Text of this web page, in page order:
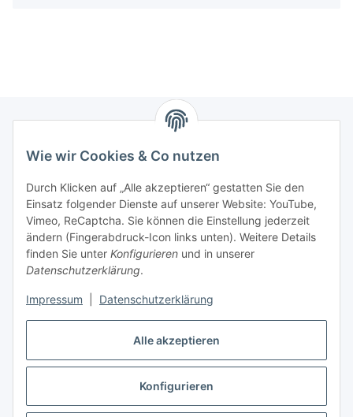
Alle akzeptieren
Konfigurieren
Wie wir Cookies & Co nutzen
Durch Klicken auf „Alle akzeptieren“ gestatten Sie den
Einsatz folgender Dienste auf unserer Website: YouTube,
Vimeo, ReCaptcha. Sie können die Einstellung jederzeit
ändern (Fingerabdruck-Icon links unten). Weitere Details
finden Sie unter Konfigurieren und in unserer
Datenschutzerklärung.
Impressum Datenschutzerklärung
Zahlungsmöglichkeiten
Versandinformationen
Gesetzliche Informationen
Vertrag widerrufen